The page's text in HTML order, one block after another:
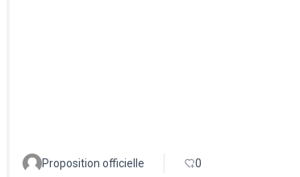
Proposition officielle 0